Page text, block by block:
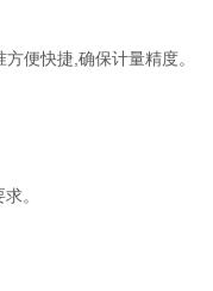
方便快捷 确保计量精度。
。